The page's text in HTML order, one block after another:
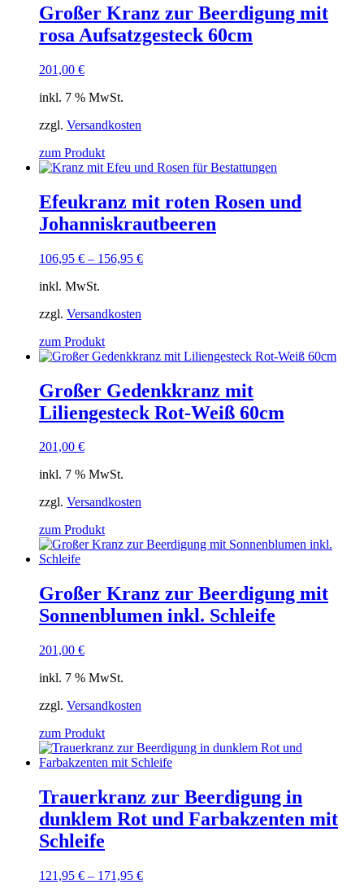
Großer Kranz zur Beerdigung mit
rosa Aufsatzgesteck 60cm
201,00 €
inkl. 7 % MwSt.
zzgl. Versandkosten
zum Produkt
Efeukranz mit roten Rosen und
Johanniskrautbeeren
106,95 € – 156,95 €
inkl. MwSt.
zzgl. Versandkosten
zum Produkt
Großer Gedenkkranz mit
Liliengesteck Rot-Weiß 60cm
201,00 €
inkl. 7 % MwSt.
zzgl. Versandkosten
zum Produkt
Großer Kranz zur Beerdigung mit
Sonnenblumen inkl. Schleife
201,00 €
inkl. 7 % MwSt.
zzgl. Versandkosten
zum Produkt
Trauerkranz zur Beerdigung in
dunklem Rot und Farbakzenten mit
Schleife
121,95 € – 171,95 €